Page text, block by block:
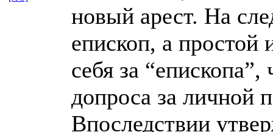
новый арест. На
епископ, а
себя за
допроса за личной
Впоследствии